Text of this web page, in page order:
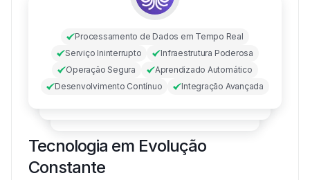
Processamento de Dados em Tempo Real
Serviço Ininterrupto
Infraestrutura Poderosa
Operação Segura
Aprendizado Automático
Desenvolvimento Contínuo
Integração Avançada
Tecnologia em Evolução
Constante